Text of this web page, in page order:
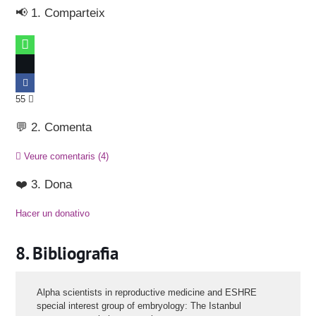
📢 1. Comparteix
55
💬 2. Comenta
Veure comentaris(4)
❤️ 3. Dona
Hacer un donativo
Bibliografia
Alpha scientists in reproductive medicine and ESHRE
special interest group of embryology: The Istanbul